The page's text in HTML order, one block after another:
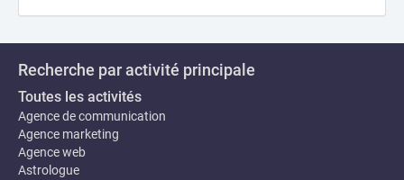
Recherche par activité principale
Toutes les activités
Agence de communication
Agence marketing
Agence web
Astrologue